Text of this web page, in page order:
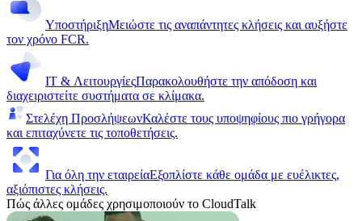
ΥποστήριξηΜειώστε τις αναπάντητες κλήσεις και αυξήστε
τον χρόνο FCR.
IT & ΛειτουργίεςΠαρακολουθήστε την απόδοση και
διαχειριστείτε συστήματα σε κλίμακα.
Στελέχη ΠροσλήψεωνΚαλέστε τους υποψηφίους πιο γρήγορα
και επιταχύνετε τις τοποθετήσεις.
Για όλη την εταιρείαΕξοπλίστε κάθε ομάδα με ευέλικτες,
αξιόπιστες κλήσεις.
Πώς άλλες ομάδες χρησιμοποιούν το CloudTalk